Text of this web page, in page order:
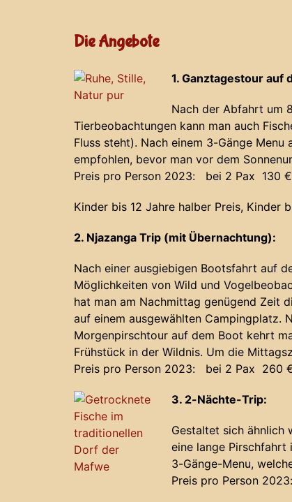
Die Angebote
1. Ganztagestour auf
Nach der Abfahrt um
Tierbeobachtungen kann man auch
Fluss steht). Nach einem 3-Gänge
empfohlen, bevor man vor dem
Preis pro Person 2023: bei 2 Pax 130
Kinder bis 12 Jahre halber Preis, Kinder
2. Njazanga Trip (mit Übernachtung):
Nach einer ausgiebigen Bootsfahrt auf
Möglichkeiten von Wild und
hat man am Nachmittag genügend Zeit
auf einem ausgewählten Campingplatz.
Morgenpirschtour auf dem Boot kehrt
Frühstück in der Wildnis. Um die
Preis pro Person 2023: bei 2 Pax 260
3. 2-Nächte-Trip:
Gestaltet sich ähnlich
eine lange Pirschfahrt
3-Gänge-Menu,
Preis pro Person